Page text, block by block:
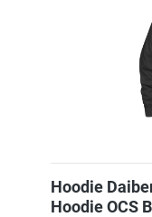
Hoodie
Hoodie OCS